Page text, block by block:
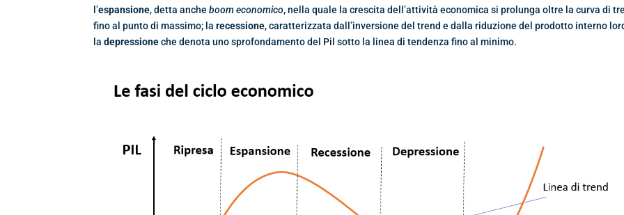
l’espansione, detta ancheboom economico, nella quale la crescita dell’attività economica si prolunga oltre la curva di
fino al punto di massimo; larecessione, caratterizzata dall’inversione del trend e dalla riduzione del prodotto interno
ladepressioneche denota uno sprofondamento del Pil sotto la linea di tendenza fino al minimo.